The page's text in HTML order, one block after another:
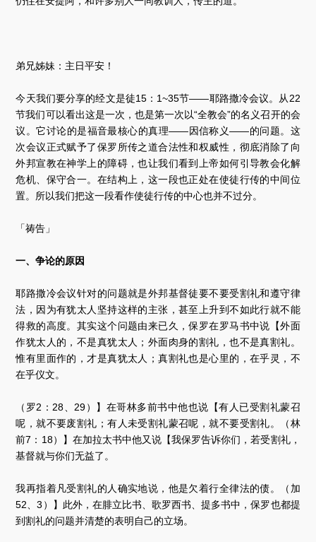
弟兄姊妹：主日平安！
今天我们要分享的经文是徒15：1~35节——耶路撒冷会议。从22
节我们可以看出这是一次，也是第一次以“全教会”的名义召开的会
议。它讨论的是福音最核心的真理——因信称义——的问题。这
次会议正式赋予了保罗所传之道合法性和权威性，彻底消除了向
外邦宣教在神学上的障碍，也让我们看到上帝如何引导教会化解
危机、保守合一。在结构上，这一段也正处在使徒行传的中间位
置。所以我们把这一段看作使徒行传的中心也并不过分。
「祷告」
一、争论的原因
耶路撒冷会议针对的问题就是外邦基督徒要不要受割礼和遵守律
法，因为有犹太人坚持这样的主张，甚至上升到不如此行就不能
得救的高度。其实这个问题由来已久，保罗在罗马书中说【外面
作犹太人的，不是真犹太人；外面肉身的割礼，也不是真割礼。
惟有里面作的，才是真犹太人；真割礼也是心里的，在乎灵，不
在乎仪文。
（罗2：28、29）】在哥林多前书中他也说【有人已受割礼蒙召
呢，就不要废割礼；有人未受割礼蒙召呢，就不要受割礼。（林
前7：18）】在加拉太书中他又说【我保罗告诉你们，若受割礼，
基督就与你们无益了。
我再指着凡受割礼的人确实地说，他是欠着行全律法的债。（加
52、3）】此外，在腓立比书、歌罗西书、提多书中，保罗也都提
到割礼的问题并清楚的表明自己的立场。